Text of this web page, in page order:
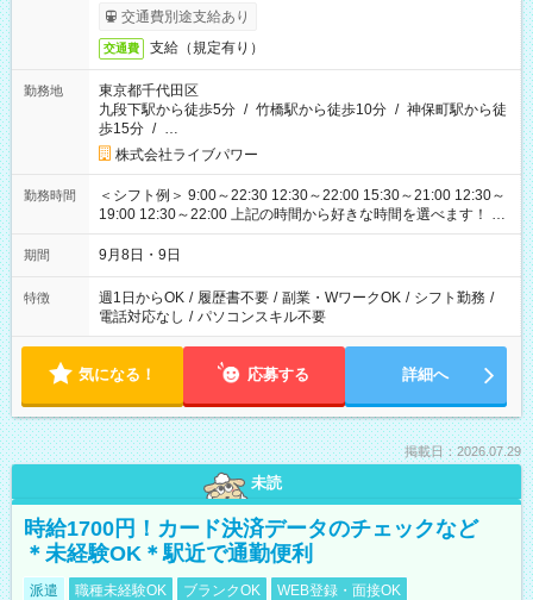
交通費別途支給あり
交通費 支給（規定有り）
勤務地
東京都千代田区
九段下駅から徒歩5分 / 竹橋駅から徒歩10分 / 神保町駅から徒
歩15分 / …
株式会社ライブパワー
勤務時間
＜シフト例＞ 9:00～22:30 12:30～22:00 15:30～21:00 12:30～
19:00 12:30～22:00 上記の時間から好きな時間を選べます！ ※
時間は変更となる可能性があります
期間 9月8日・9日
特徴 週1日からOK / 履歴書不要 / 副業・WワークOK / シフト勤務 /
電話対応なし / パソコンスキル不要
気になる！ 応募する 詳細へ
掲載日：2026.07.29
未読
時給1700円！カード決済データのチェックなど
＊未経験OK＊駅近で通勤便利
派遣 職種未経験OK ブランクOK WEB登録・面接OK